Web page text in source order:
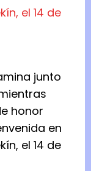
junto
honor
en
el 14 de